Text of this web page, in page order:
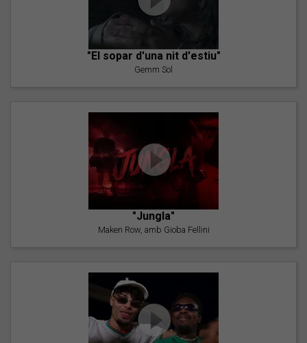
"El sopar d'una nit d'estiu"
Gemm Sol
"Jungla"
Maken Row, amb Gioba Fellini